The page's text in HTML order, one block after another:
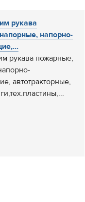
рукава
напорно-
рукава пожарные,
автотракторные,